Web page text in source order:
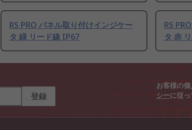
RS PRO パネル取り付けインジケー
タ 緑 リード線 IP67
RS
タ 赤
登録
お客様の
シーに従